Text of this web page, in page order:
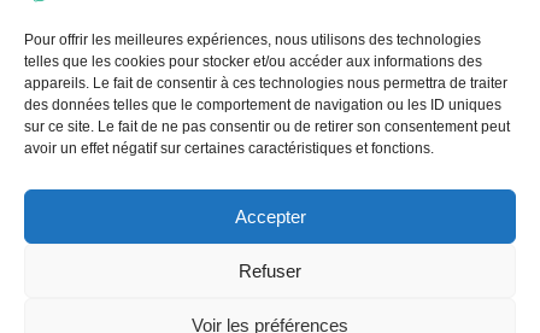
Pour offrir les meilleures expériences, nous utilisons des technologies
telles que les cookies pour stocker et/ou accéder aux informations des
appareils. Le fait de consentir à ces technologies nous permettra de traiter
des données telles que le comportement de navigation ou les ID uniques
sur ce site. Le fait de ne pas consentir ou de retirer son consentement peut
avoir un effet négatif sur certaines caractéristiques et fonctions.
Accepter
Refuser
Voir les préférences
We use cookies to deliver you the best
10 Avenue Émile Aillaud - 91350 Grigny
+33 (0)1 41 83 68 50
contact@sethi-communication.com